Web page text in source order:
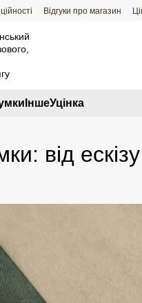
Відгуки про магазин
ІншеУцінка
від